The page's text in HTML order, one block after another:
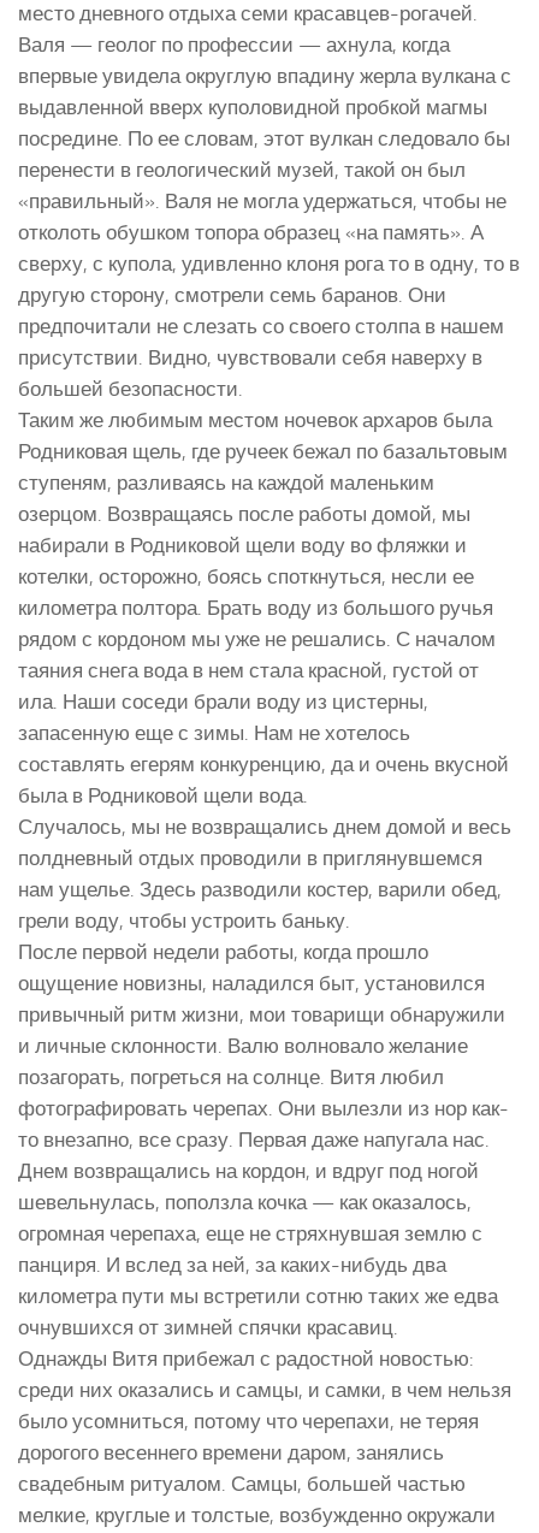
место дневного отдыха семи красавцев-рогачей.
Валя — геолог по профессии — ахнула, когда
впервые увидела округлую впадину жерла вулкана с
выдавленной вверх куполовидной пробкой магмы
посредине. По ее словам, этот вулкан следовало бы
перенести в геологический музей, такой он был
«правильный». Валя не могла удержаться, чтобы не
отколоть обушком топора образец «на память». А
сверху, с купола, удивленно клоня рога то в одну, то в
другую сторону, смотрели семь баранов. Они
предпочитали не слезать со своего столпа в нашем
присутствии. Видно, чувствовали себя наверху в
большей безопасности.
Таким же любимым местом ночевок архаров была
Родниковая щель, где ручеек бежал по базальтовым
ступеням, разливаясь на каждой маленьким
озерцом. Возвращаясь после работы домой, мы
набирали в Родниковой щели воду во фляжки и
котелки, осторожно, боясь споткнуться, несли ее
километра полтора. Брать воду из большого ручья
рядом с кордоном мы уже не решались. С началом
таяния снега вода в нем стала красной, густой от
ила. Наши соседи брали воду из цистерны,
запасенную еще с зимы. Нам не хотелось
составлять егерям конкуренцию, да и очень вкусной
была в Родниковой щели вода.
Случалось, мы не возвращались днем домой и весь
полдневный отдых проводили в приглянувшемся
нам ущелье. Здесь разводили костер, варили обед,
грели воду, чтобы устроить баньку.
После первой недели работы, когда прошло
ощущение новизны, наладился быт, установился
привычный ритм жизни, мои товарищи обнаружили
и личные склонности. Валю волновало желание
позагорать, погреться на солнце. Витя любил
фотографировать черепах. Они вылезли из нор как-
то внезапно, все сразу. Первая даже напугала нас.
Днем возвращались на кордон, и вдруг под ногой
шевельнулась, поползла кочка — как оказалось,
огромная черепаха, еще не стряхнувшая землю с
панциря. И вслед за ней, за каких-нибудь два
километра пути мы встретили сотню таких же едва
очнувшихся от зимней спячки красавиц.
Однажды Витя прибежал с радостной новостью:
среди них оказались и самцы, и самки, в чем нельзя
было усомниться, потому что черепахи, не теряя
дорогого весеннего времени даром, занялись
свадебным ритуалом. Самцы, большей частью
мелкие, круглые и толстые, возбужденно окружали